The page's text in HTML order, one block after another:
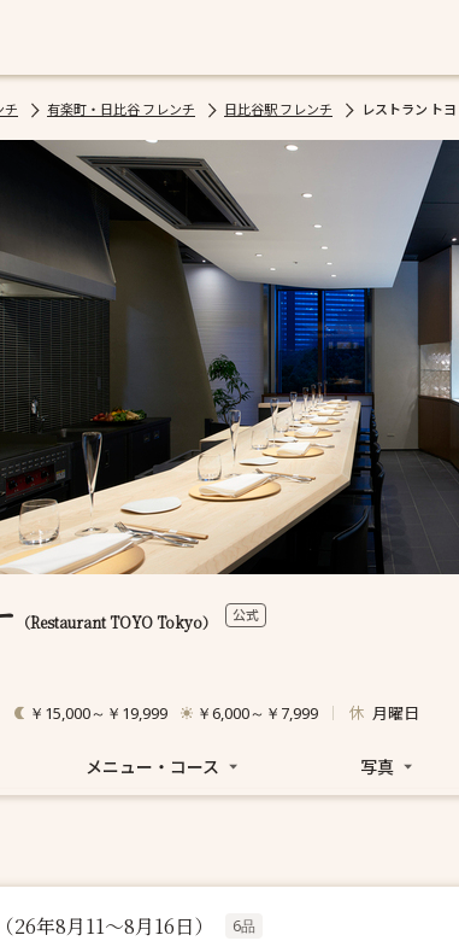
チ 有楽町・日比谷 フレンチ 日比谷駅 フレンチ レストラン ト
（Restaurant TOYO Tokyo） 公式
￥15,000～￥19,999 ￥6,000～￥7,999 休 月曜日
メニュー・コース 写真
年8月11～8月16日） 6品